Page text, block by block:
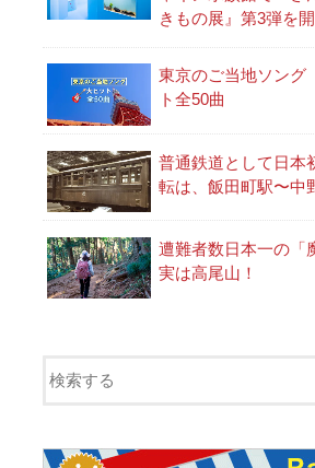
きもの展』第3弾を開
東京のご当地ソン
ト全50曲
普通鉄道として日本
転は、飯田町駅〜中
遭難者数日本一の「
実は高尾山！